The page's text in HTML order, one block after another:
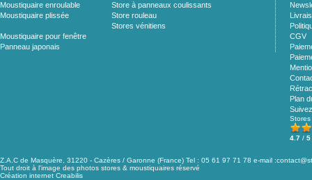
Moustiquaire enroulable
Moustiquaire plissée
Store à panneaux coulissants
Store rouleau
Stores vénitiens
Moustiquaire pour fenêtre
Panneau japonais
CGV
Plan
Stores
4.7 / 5
Z.A.C de Masquère, 31220 - Cazères / Garonne (France) Tel : 05 61 97 71 78 e-mail :
Tout droit à l'image des photos stores & moustiquaires réservé
Création internet Creabilis